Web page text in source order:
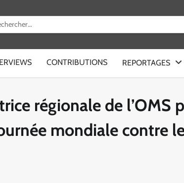
:
CONTRIBUTIONS REPORTAGES
régionale de l’OMS
mondiale contre